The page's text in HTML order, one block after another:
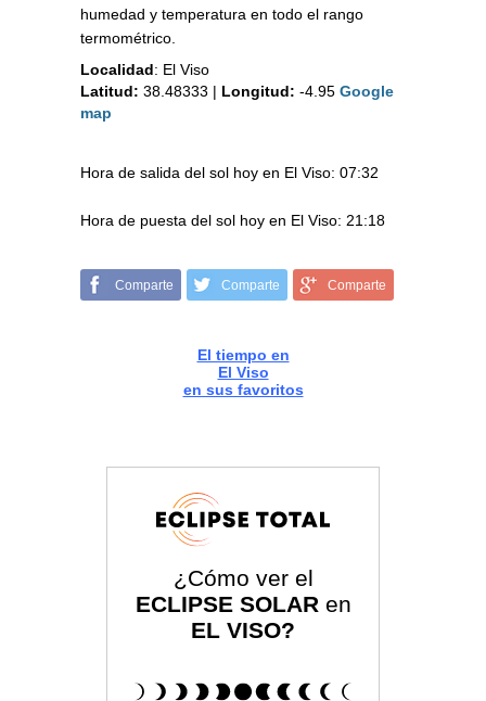
humedad y temperatura en todo el rango
termométrico.
Localidad: El Viso
Latitud: 38.48333 | Longitud: -4.95 Google
map
Hora de salida del sol hoy en El Viso: 07:32
Hora de puesta del sol hoy en El Viso: 21:18
Comparte Comparte Comparte
El tiempo en
El Viso
en sus favoritos
¿Cómo ver el
ECLIPSE SOLAR en
EL VISO?